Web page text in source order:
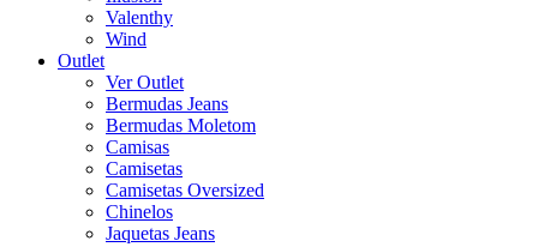
Valenthy
Wind
Outlet
Ver Outlet
Bermudas Jeans
Bermudas Moletom
Camisas
Camisetas
Camisetas Oversized
Chinelos
Jaquetas Jeans